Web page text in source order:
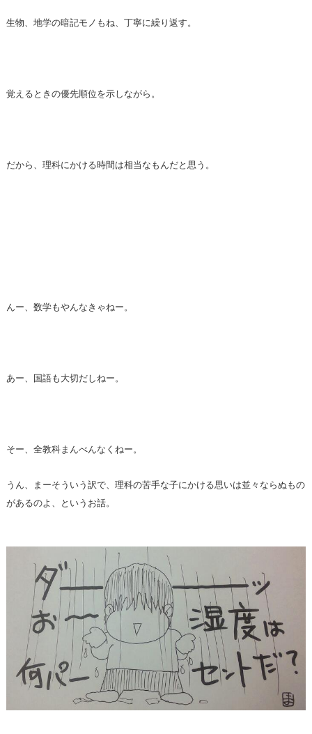
生物、地学の暗記モノもね、丁寧に繰り返す。
覚えるときの優先順位を示しながら。
だから、理科にかける時間は相当なもんだと思う。
んー、数学もやんなきゃねー。
あー、国語も大切だしねー。
そー、全教科まんべんなくねー。
うん、まーそういう訳で、理科の苦手な子にかける思いは並々ならぬもの
があるのよ、というお話。